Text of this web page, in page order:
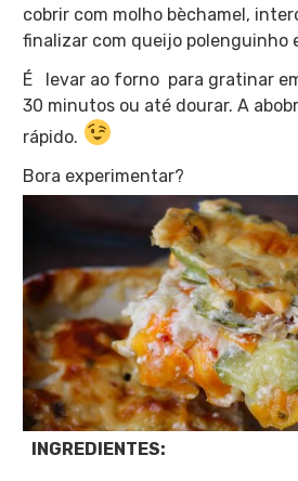
cobrir com molho bèchamel,
finalizar com queijo polenguinho
É levar ao forno para gratinar
30 minutos ou até dourar. A
rápido.
Bora experimentar?
INGREDIENTES: